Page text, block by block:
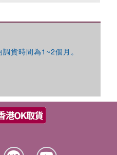
貨時間為1~2個月。